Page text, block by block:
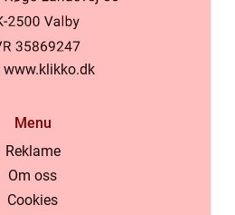
www.klikko.dk
Menu
Reklame
Om oss
Cookies